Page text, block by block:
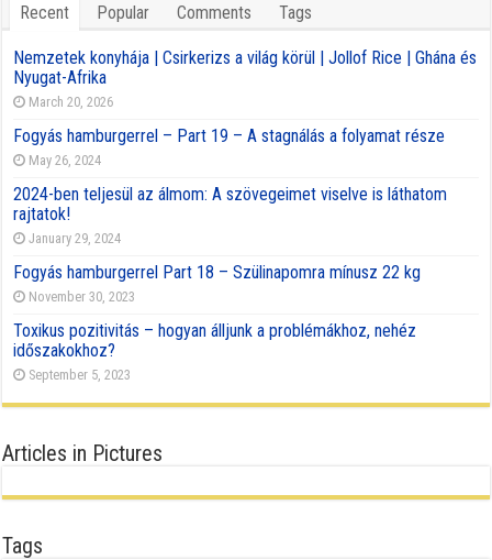
Recent Popular Comments Tags
Nemzetek konyhája | Csirkerizs a világ körül | Jollof Rice | Ghána és
Nyugat-Afrika
March 20, 2026
Fogyás hamburgerrel – Part 19 – A stagnálás a folyamat része
May 26, 2024
2024-ben teljesül az álmom: A szövegeimet viselve is láthatom
rajtatok!
January 29, 2024
Fogyás hamburgerrel Part 18 – Szülinapomra mínusz 22 kg
November 30, 2023
Toxikus pozitivitás – hogyan álljunk a problémákhoz, nehéz
időszakokhoz?
September 5, 2023
Articles in Pictures
Tags